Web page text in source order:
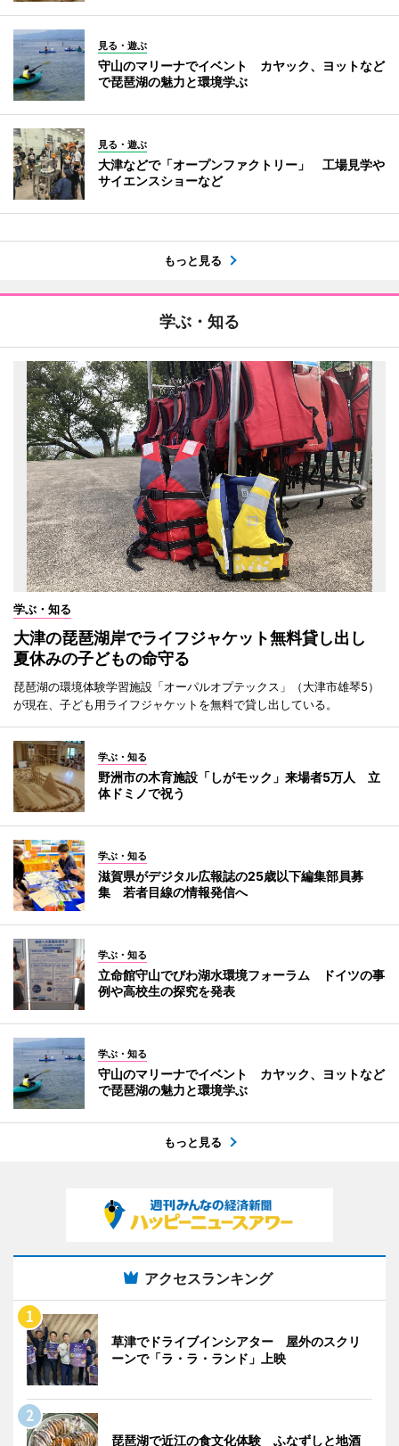
見る・遊ぶ
守山のマリーナでイベント カヤック、ヨットなど
で琵琶湖の魅力と環境学ぶ
見る・遊ぶ
大津などで「オープンファクトリー」 工場見学や
サイエンスショーなど
もっと見る
学ぶ・知る
学ぶ・知る
大津の琵琶湖岸でライフジャケット無料貸し出し
夏休みの子どもの命守る
琵琶湖の環境体験学習施設「オーパルオプテックス」（大津市雄琴5）
が現在、子ども用ライフジャケットを無料で貸し出している。
学ぶ・知る
野洲市の木育施設「しがモック」来場者5万人 立
体ドミノで祝う
学ぶ・知る
滋賀県がデジタル広報誌の25歳以下編集部員募
集 若者目線の情報発信へ
学ぶ・知る
立命館守山でびわ湖水環境フォーラム ドイツの事
例や高校生の探究を発表
学ぶ・知る
守山のマリーナでイベント カヤック、ヨットなど
で琵琶湖の魅力と環境学ぶ
もっと見る
アクセスランキング
草津でドライブインシアター 屋外のスクリ
ーンで「ラ・ラ・ランド」上映
琵琶湖で近江の食文化体験 ふなずしと地酒